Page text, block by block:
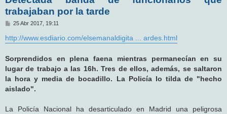
trabajaban por la tarde
M
n
s
e
25 Abr 2017, 19:11
http://www.esdiario.com/elsemanaldigita ... ardes.html
Sorprendidos en plena faena mientras permanecían en su
lugar de trabajo a las 16h. Tres de ellos, además, se saltaron
la hora y media de bocadillo. La Policía lo tilda de "hecho
aislado".
La Policía Nacional ha desarticulado en Madrid una peligrosa